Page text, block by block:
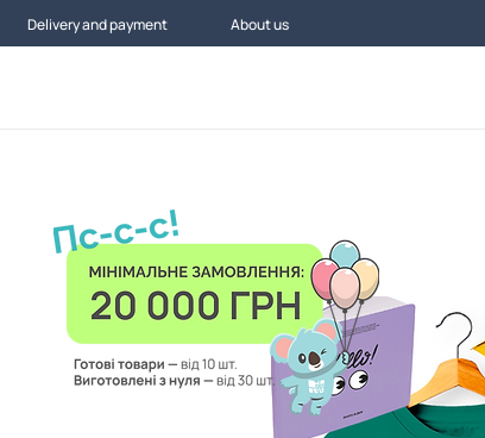
Delivery and payment About us